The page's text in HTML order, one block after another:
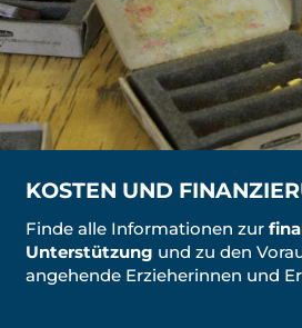
KOSTEN UND
Finde alle Informationen zur
Unterstützung und zu den
angehende Erzieherinnen und